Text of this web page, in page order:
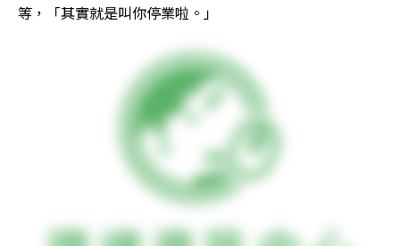
等，「其實就是叫你停業啦。」